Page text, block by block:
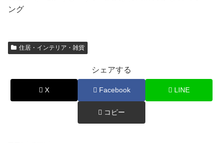
ング
住居・インテリア・雑貨
シェアする
X Facebook LINE
コピー